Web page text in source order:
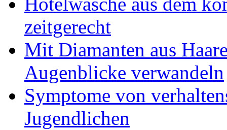
zeitgerecht
Mit Diamanten aus
Augenblicke verwandeln
Symptome von
Jugendlichen